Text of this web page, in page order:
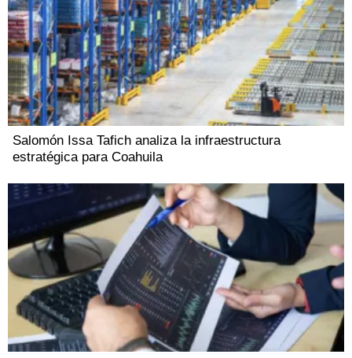
Salomón Issa Tafich analiza la infraestructura
estratégica para Coahuila